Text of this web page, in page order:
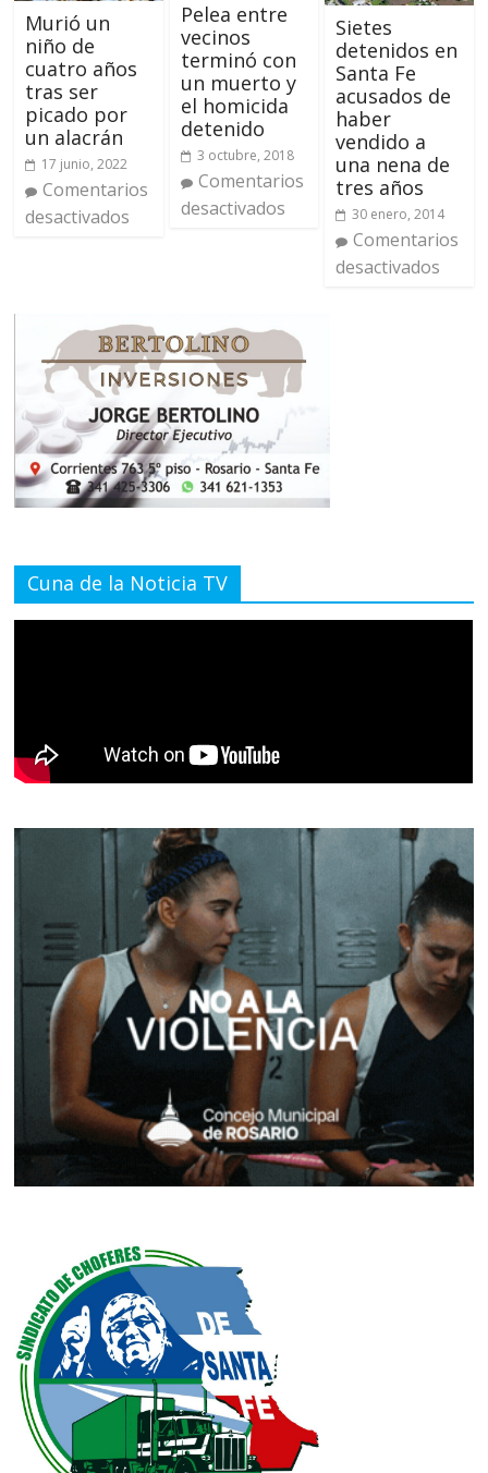
Murió un
niño de
cuatro años
tras ser
picado por
un alacrán
17 junio, 2022
Comentarios
desactivados
Pelea entre
vecinos
terminó con
un muerto y
el homicida
detenido
3 octubre, 2018
Comentarios
desactivados
Sietes
detenidos en
Santa Fe
acusados de
haber
vendido a
una nena de
tres años
30 enero, 2014
Comentarios
desactivados
Cuna de la Noticia TV